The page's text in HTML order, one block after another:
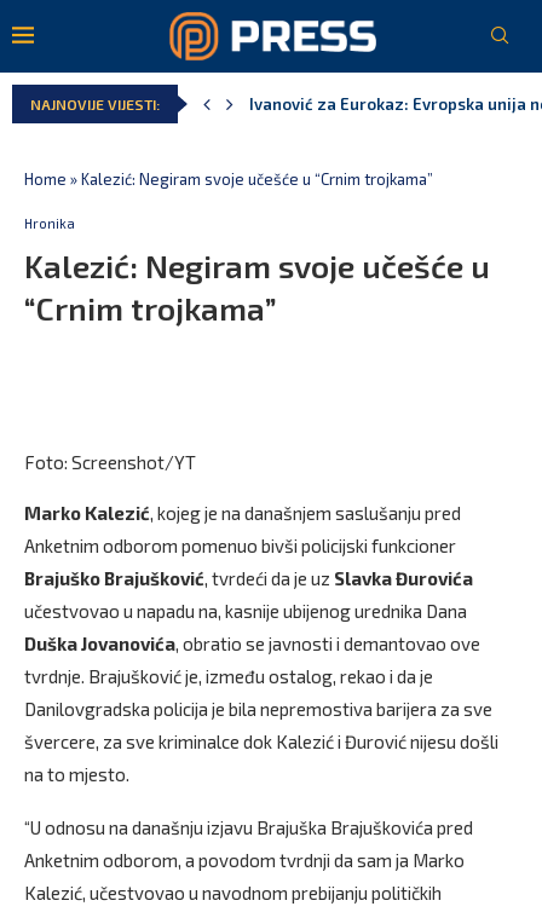
NAJNOVIJE VIJESTI: Ivanović za Eurokaz: Evropska unija
Home »Kalezić: Negiram svoje učešće u “Crnim trojkama”
Hronika
Kalezić: Negiram svoje učešće u
“Crnim trojkama”
Foto: Screenshot/YT
Marko Kalezić, kojeg je na današnjem saslušanju pred
Anketnim odborom pomenuo bivši policijski funkcioner
Brajuško Brajušković, tvrdeći da je uz Slavka Đurovića
učestvovao u napadu na, kasnije ubijenog urednika Dana
Duška Jovanovića, obratio se javnosti i demantovao ove
tvrdnje. Brajušković je, između ostalog, rekao i da je
Danilovgradska policija je bila nepremostiva barijera za sve
švercere, za sve kriminalce dok Kalezić i Đurović nijesu došli
na to mjesto.
“U odnosu na današnju izjavu Brajuška Brajuškovića pred
Anketnim odborom, a povodom tvrdnji da sam ja Marko
Kalezić, učestvovao u navodnom prebijanju političkih